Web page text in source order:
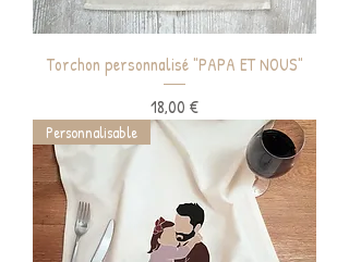
Torchon personnalisé "PAPA ET NOUS"
Prix
18,00 €
Personnalisable